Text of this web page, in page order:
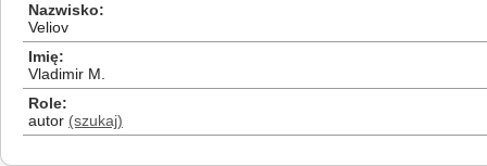
Nazwisko
Veliov
Imię
Vladimir M.
Role
autor (szukaj)